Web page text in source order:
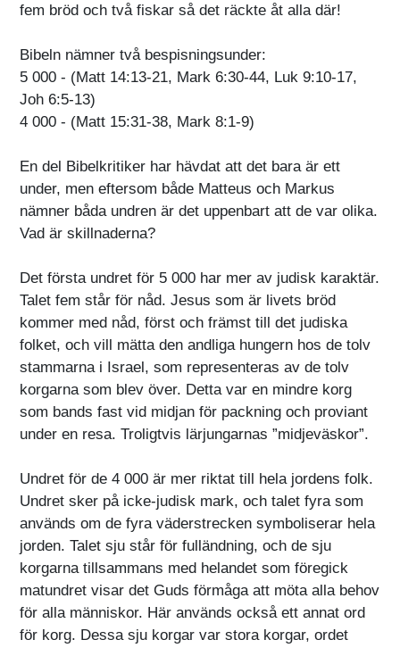
fem bröd och två fiskar så det räckte åt alla där!
Bibeln nämner två bespisningsunder:
5 000 - (Matt 14:13-21, Mark 6:30-44, Luk 9:10-17,
Joh 6:5-13)
4 000 - (Matt 15:31-38, Mark 8:1-9)
En del Bibelkritiker har hävdat att det bara är ett
under, men eftersom både Matteus och Markus
nämner båda undren är det uppenbart att de var olika.
Vad är skillnaderna?
Det första undret för 5 000 har mer av judisk karaktär.
Talet fem står för nåd. Jesus som är livets bröd
kommer med nåd, först och främst till det judiska
folket, och vill mätta den andliga hungern hos de tolv
stammarna i Israel, som representeras av de tolv
korgarna som blev över. Detta var en mindre korg
som bands fast vid midjan för packning och proviant
under en resa. Troligtvis lärjungarnas ”midjeväskor”.
Undret för de 4 000 är mer riktat till hela jordens folk.
Undret sker på icke-judisk mark, och talet fyra som
används om de fyra väderstrecken symboliserar hela
jorden. Talet sju står för fulländning, och de sju
korgarna tillsammans med helandet som föregick
matundret visar det Guds förmåga att möta alla behov
för alla människor. Här används också ett annat ord
för korg. Dessa sju korgar var stora korgar, ordet